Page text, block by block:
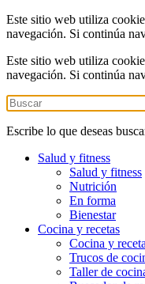
Este sitio web utiliza
navegación. Si continúa
Este sitio web utiliza
navegación. Si continúa
Escribe lo que deseas
Salud y fitness
Salud y fitness
Nutrición
En forma
Bienestar
Cocina y recetas
Cocina y
Trucos de
Taller de